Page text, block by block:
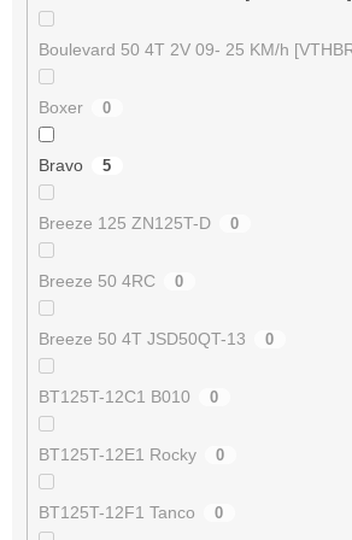
Boulevard 50 4T 2V 09- 25 KM/h
Boxer 0
Bravo 5
Breeze 125 ZN125T-D 0
Breeze 50 4RC 0
Breeze 50 4T JSD50QT-13 0
BT125T-12C1 B010 0
BT125T-12E1 Rocky 0
BT125T-12F1 Tanco 0